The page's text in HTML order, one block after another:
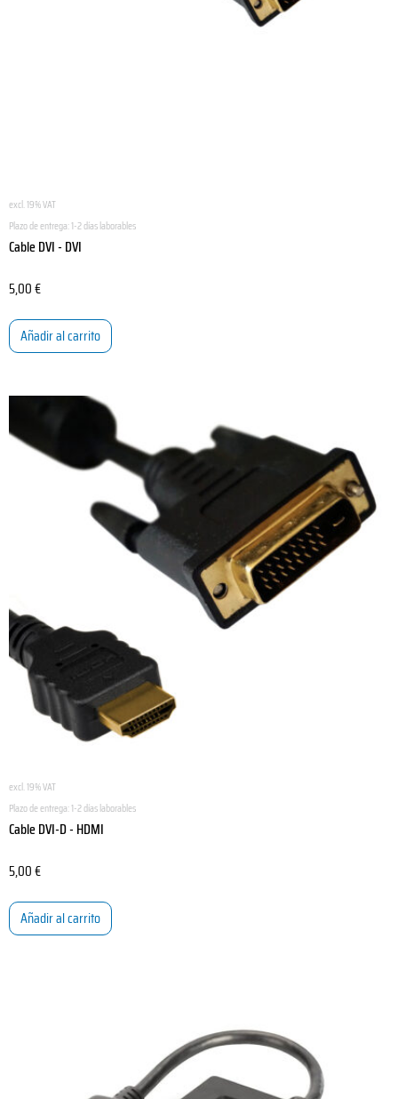
excl. 19% VAT
Plazo de entrega:1-2 días laborables
Cable DVI - DVI
5,00€
Añadir al carrito
excl. 19% VAT
Plazo de entrega:1-2 días laborables
Cable DVI-D - HDMI
5,00€
Añadir al carrito